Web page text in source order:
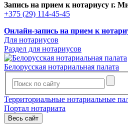
Запись на прием к нотариусу г.
+375 (29) 114-45-45
Онлайн-запись на прием к
Для нотариусов
Раздел для нотариусов
Белорусская нотариальная палата
Территориальные нотариальные
Портал нотариата
Весь сайт